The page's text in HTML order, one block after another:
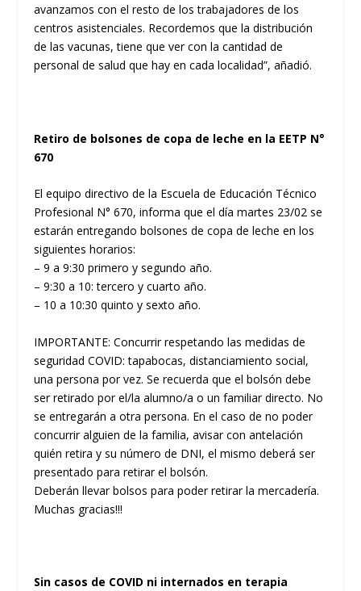
avanzamos con el resto de los trabajadores de los
centros asistenciales. Recordemos que la distribución
de las vacunas, tiene que ver con la cantidad de
personal de salud que hay en cada localidad”, añadió.
Retiro de bolsones de copa de leche en la EETP N°
670
El equipo directivo de la Escuela de Educación Técnico
Profesional N° 670, informa que el día martes 23/02 se
estarán entregando bolsones de copa de leche en los
siguientes horarios:
– 9 a 9:30 primero y segundo año.
– 9:30 a 10: tercero y cuarto año.
– 10 a 10:30 quinto y sexto año.
IMPORTANTE: Concurrir respetando las medidas de
seguridad COVID: tapabocas, distanciamiento social,
una persona por vez. Se recuerda que el bolsón debe
ser retirado por el/la alumno/a o un familiar directo. No
se entregarán a otra persona. En el caso de no poder
concurrir alguien de la familia, avisar con antelación
quién retira y su número de DNI, el mismo deberá ser
presentado para retirar el bolsón.
Deberán llevar bolsos para poder retirar la mercadería.
Muchas gracias!!!
Sin casos de COVID ni internados en terapia